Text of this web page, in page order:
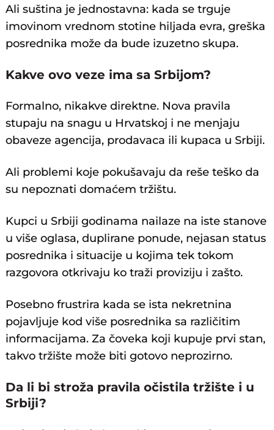
Ali suština je jednostavna: kada se trguje
imovinom vrednom stotine hiljada evra, greška
posrednika može da bude izuzetno skupa.
Kakve ovo veze ima sa Srbijom?
Formalno, nikakve direktne. Nova pravila
stupaju na snagu u Hrvatskoj i ne menjaju
obaveze agencija, prodavaca ili kupaca u Srbiji.
Ali problemi koje pokušavaju da reše teško da
su nepoznati domaćem tržištu.
Kupci u Srbiji godinama nailaze na iste stanove
u više oglasa, duplirane ponude, nejasan status
posrednika i situacije u kojima tek tokom
razgovora otkrivaju ko traži proviziju i zašto.
Posebno frustrira kada se ista nekretnina
pojavljuje kod više posrednika sa različitim
informacijama. Za čoveka koji kupuje prvi stan,
takvo tržište može biti gotovo neprozirno.
Da li bi stroža pravila očistila tržište i u
Srbiji?